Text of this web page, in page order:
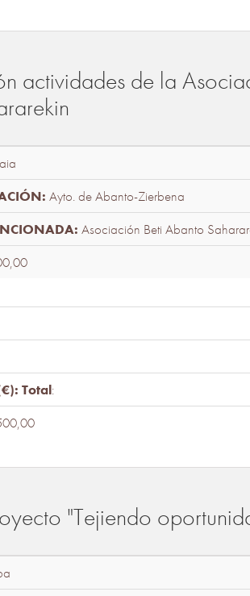
actividades de la
Ayto. de Abanto-Zierbena
Asociación Beti Abanto
Total:
"Tejiendo